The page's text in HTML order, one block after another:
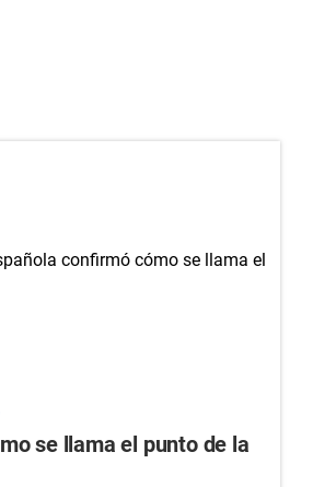
se llama el punto de la